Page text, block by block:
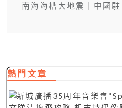
南海海槽大地震｜中國
熱門文章